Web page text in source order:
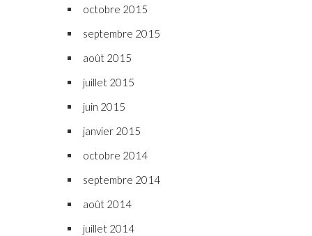
octobre 2015
septembre 2015
août 2015
juillet 2015
juin 2015
janvier 2015
octobre 2014
septembre 2014
août 2014
juillet 2014